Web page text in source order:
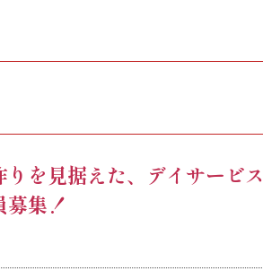
え決定致します
りを見据えた、デイサービス
募集！